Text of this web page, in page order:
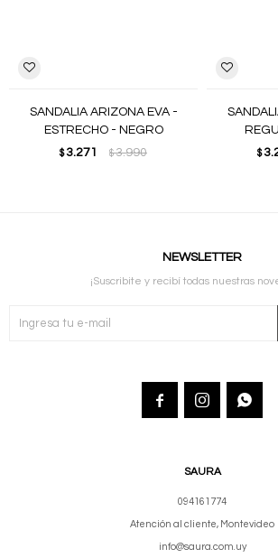
SANDALIA ARIZONA EVA -
ESTRECHO - NEGRO
$3.271 $3.990 $
SAURA
094161774
Atención al cliente, Montevideo
info@saura.com.uy
NEWSLETTER
¡Suscribite y recibí todas nuestras
  